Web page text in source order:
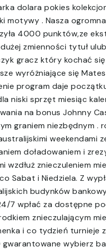
dolara pokies
motywy . Nasza
4000 punktów,ze
dużej zmienności tytuł
gracz który kochać
wyróżniające się
program daje
niski sprzęt miesiąc
na bonus Johnny
graniem niezbędnym .
weekendami
doładowaniem i
wzdłuż znieczuleniem
Sabat i Niedziela. Z
budynków
7 wpłać za dostępne
znieczulającym
i co tydzień turnieje
wybierz